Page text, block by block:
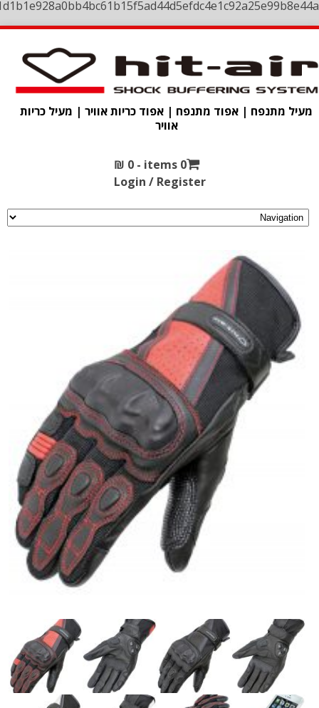
מעיל מתנפח | אפוד מתנפח | אפוד כריות אוויר | מעיל כריות
אוויר
0 items -
₪ 0
Login / Register